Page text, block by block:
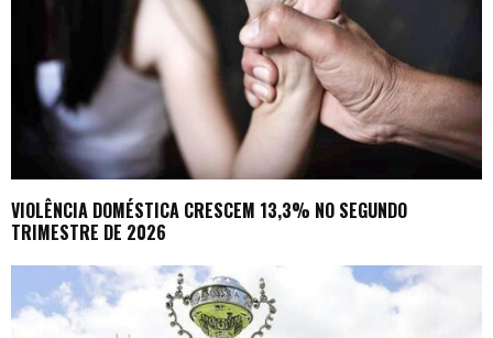
VIOLÊNCIA DOMÉSTICA CRESCEM 13,3% NO SEGUNDO
TRIMESTRE DE 2026